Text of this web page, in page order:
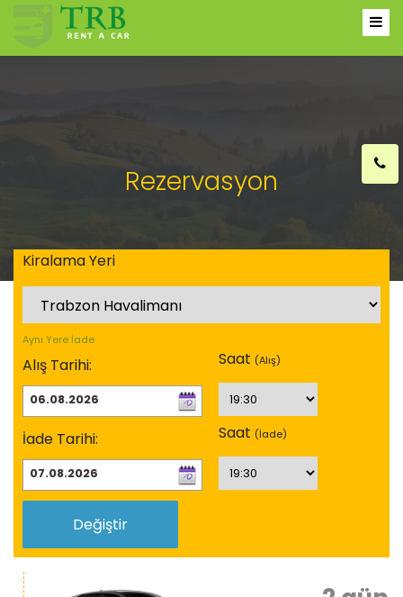
Rezervasyon
Kiralama Yeri
Aynı Yere İade
Alış Tarihi: Saat (Alış)
İade Tarihi: Saat (İade)
Değiştir